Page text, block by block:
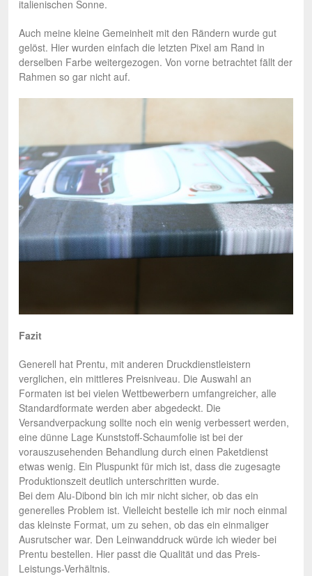
italienischen Sonne.
Auch meine kleine Gemeinheit mit den Rändern wurde gut
gelöst. Hier wurden einfach die letzten Pixel am Rand in
derselben Farbe weitergezogen. Von vorne betrachtet fällt der
Rahmen so gar nicht auf.
Fazit
Generell hat Prentu, mit anderen Druckdienstleistern
verglichen, ein mittleres Preisniveau. Die Auswahl an
Formaten ist bei vielen Wettbewerbern umfangreicher, alle
Standardformate werden aber abgedeckt. Die
Versandverpackung sollte noch ein wenig verbessert werden,
eine dünne Lage Kunststoff-Schaumfolie ist bei der
vorauszusehenden Behandlung durch einen Paketdienst
etwas wenig. Ein Pluspunkt für mich ist, dass die zugesagte
Produktionszeit deutlich unterschritten wurde.
Bei dem Alu-Dibond bin ich mir nicht sicher, ob das ein
generelles Problem ist. Vielleicht bestelle ich mir noch einmal
das kleinste Format, um zu sehen, ob das ein einmaliger
Ausrutscher war. Den Leinwanddruck würde ich wieder bei
Prentu bestellen. Hier passt die Qualität und das Preis-
Leistungs-Verhältnis.